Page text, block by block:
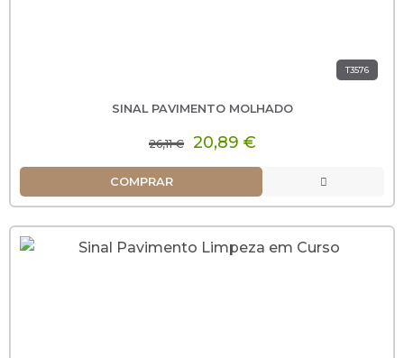
T3576
SINAL PAVIMENTO MOLHADO
26,11 € 20,89 €
COMPRAR